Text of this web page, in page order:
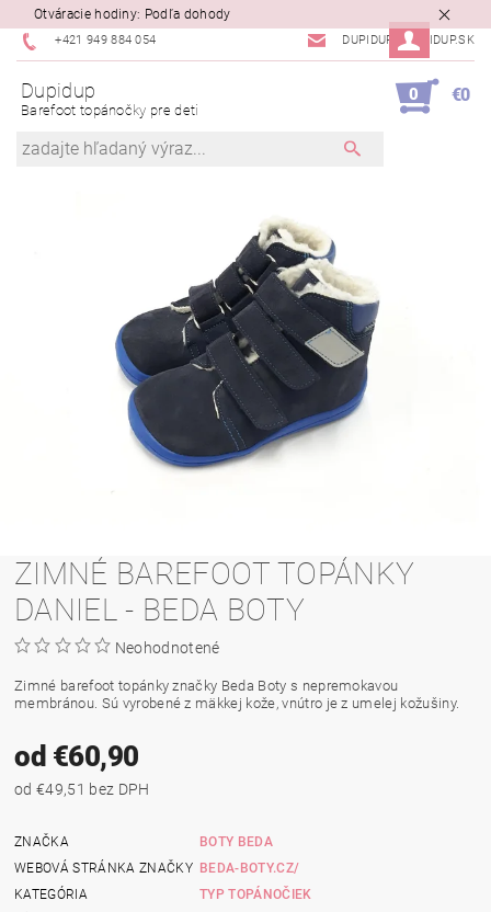
Otváracie hodiny: Podľa dohody
+421 949 884 054 DUPIDUP@DUPIDUP.SK
Dupidup
Barefoot topánočky pre deti
0 €0
ZIMNÉ BAREFOOT TOPÁNKY
DANIEL - BEDA BOTY
Neohodnotené
Zimné barefoot topánky značky Beda Boty s nepremokavou
membránou. Sú vyrobené z mäkkej kože, vnútro je z umelej kožušiny.
od €60,90
od €49,51 bez DPH
ZNAČKA
BOTY BEDA
WEBOVÁ STRÁNKA ZNAČKY BEDA-BOTY.CZ/
KATEGÓRIA
TYP TOPÁNOČIEK